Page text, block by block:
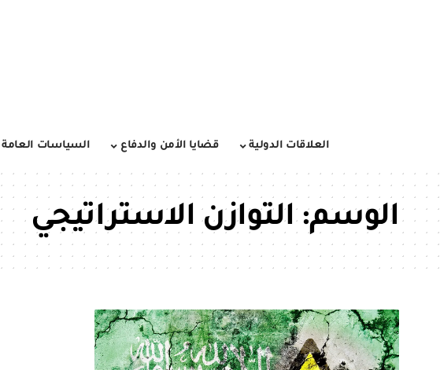
العلاقات الدولية قضايا الأمن والدفاع السياسات العامة
الوسم:التوازن الاستراتيجي